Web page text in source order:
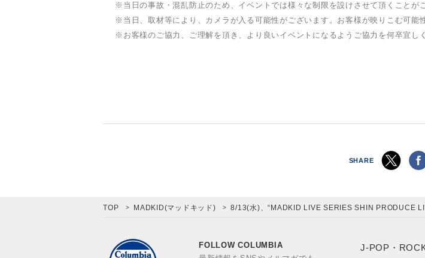
※当日の事故・混乱防止のため、イベントでは様々な制限を設けさせて頂くことが
※当日、取材等により、カメラが入る可能性がございます。お客様が映りこむ可能
※お客様のご協力、ご理解を頂き、より良いイベントになるようご協力を何卒宜し
SHARE
TOP MADKID(マッドキッド) 8/13(水)、“MADKID LIVE SERIES SHIN PRODUCE
FOLLOW COLUMBIA
J-POP・